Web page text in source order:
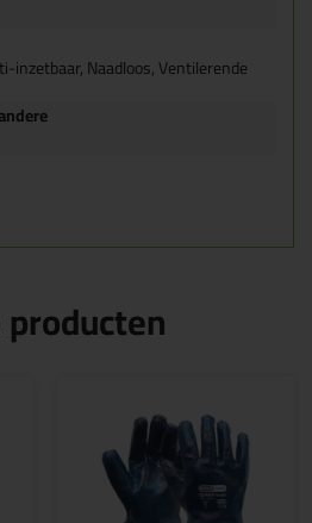
inzetbaar, Naadloos, Ventilerende